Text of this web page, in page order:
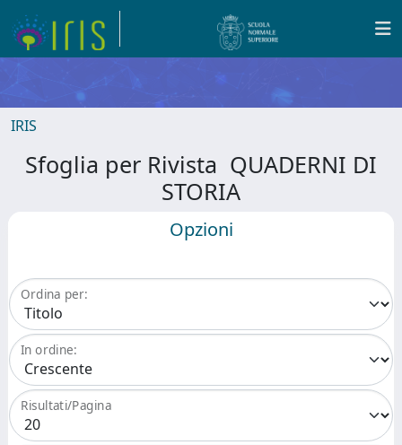
IRIS
Sfoglia per Rivista QUADERNI DI
STORIA
Opzioni
Ordina per:
In ordine:
Risultati/Pagina